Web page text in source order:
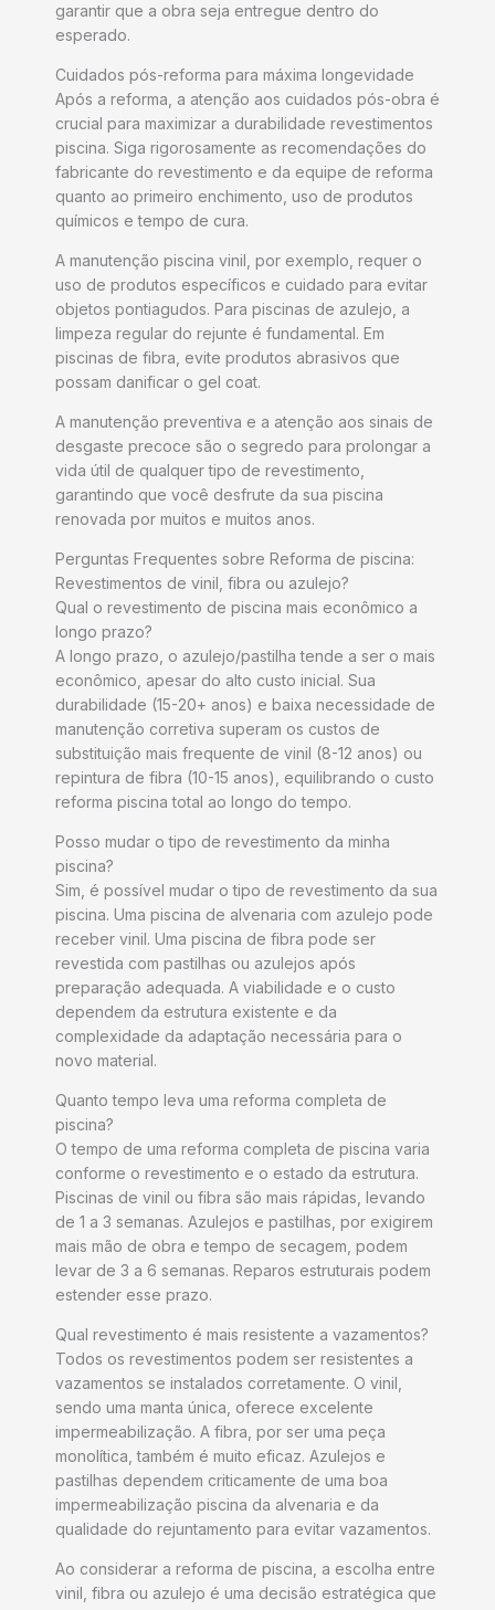
garantir que a obra seja entregue dentro do
esperado.
Cuidados pós-reforma para máxima longevidade
Após a reforma, a atenção aos cuidados pós-obra é
crucial para maximizar a durabilidade revestimentos
piscina. Siga rigorosamente as recomendações do
fabricante do revestimento e da equipe de reforma
quanto ao primeiro enchimento, uso de produtos
químicos e tempo de cura.
A manutenção piscina vinil, por exemplo, requer o
uso de produtos específicos e cuidado para evitar
objetos pontiagudos. Para piscinas de azulejo, a
limpeza regular do rejunte é fundamental. Em
piscinas de fibra, evite produtos abrasivos que
possam danificar o gel coat.
A manutenção preventiva e a atenção aos sinais de
desgaste precoce são o segredo para prolongar a
vida útil de qualquer tipo de revestimento,
garantindo que você desfrute da sua piscina
renovada por muitos e muitos anos.
Perguntas Frequentes sobre Reforma de piscina:
Revestimentos de vinil, fibra ou azulejo?
Qual o revestimento de piscina mais econômico a
longo prazo?
A longo prazo, o azulejo/pastilha tende a ser o mais
econômico, apesar do alto custo inicial. Sua
durabilidade (15-20+ anos) e baixa necessidade de
manutenção corretiva superam os custos de
substituição mais frequente de vinil (8-12 anos) ou
repintura de fibra (10-15 anos), equilibrando o custo
reforma piscina total ao longo do tempo.
Posso mudar o tipo de revestimento da minha
piscina?
Sim, é possível mudar o tipo de revestimento da sua
piscina. Uma piscina de alvenaria com azulejo pode
receber vinil. Uma piscina de fibra pode ser
revestida com pastilhas ou azulejos após
preparação adequada. A viabilidade e o custo
dependem da estrutura existente e da
complexidade da adaptação necessária para o
novo material.
Quanto tempo leva uma reforma completa de
piscina?
O tempo de uma reforma completa de piscina varia
conforme o revestimento e o estado da estrutura.
Piscinas de vinil ou fibra são mais rápidas, levando
de 1 a 3 semanas. Azulejos e pastilhas, por exigirem
mais mão de obra e tempo de secagem, podem
levar de 3 a 6 semanas. Reparos estruturais podem
estender esse prazo.
Qual revestimento é mais resistente a vazamentos?
Todos os revestimentos podem ser resistentes a
vazamentos se instalados corretamente. O vinil,
sendo uma manta única, oferece excelente
impermeabilização. A fibra, por ser uma peça
monolítica, também é muito eficaz. Azulejos e
pastilhas dependem criticamente de uma boa
impermeabilização piscina da alvenaria e da
qualidade do rejuntamento para evitar vazamentos.
Ao considerar a reforma de piscina, a escolha entre
vinil, fibra ou azulejo é uma decisão estratégica que